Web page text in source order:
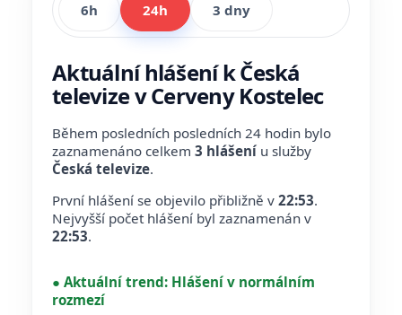
6h 24h 3 dny
Aktuální hlášení k Česká
televize v Cerveny Kostelec
Během posledních posledních 24 hodin bylo
zaznamenáno celkem 3 hlášení u služby
Česká televize.
První hlášení se objevilo přibližně v 22:53.
Nejvyšší počet hlášení byl zaznamenán v
22:53.
● Aktuální trend: Hlášení v normálním
rozmezí